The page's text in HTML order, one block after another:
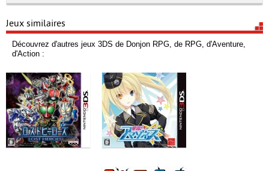
Jeux similaires
Découvrez d'autres jeux 3DS de Donjon RPG, de RPG, d'Aventure,
d'Action :